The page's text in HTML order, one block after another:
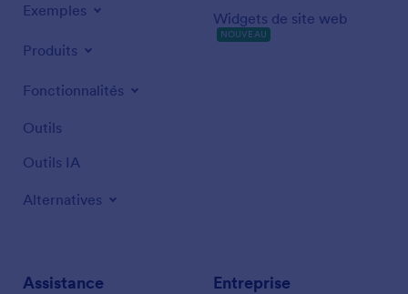
Exemples
Produits
Fonctionnalités
Outils
Outils IA
Alternatives
Widgets de site web
NOUVEAU
Assistance Entreprise